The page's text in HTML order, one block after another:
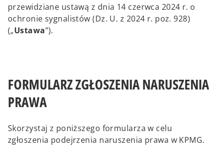
przewidziane ustawą z dnia 14 czerwca 2024 r. o
ochronie sygnalistów (Dz. U. z 2024 r. poz. 928)
(„Ustawa”).
FORMULARZ ZGŁOSZENIA NARUSZENIA
PRAWA
Skorzystaj z poniższego formularza w celu
zgłoszenia podejrzenia naruszenia prawa w KPMG.